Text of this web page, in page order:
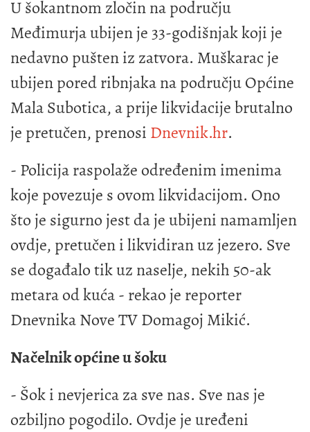
U šokantnom zločin na području
Međimurja ubijen je 33-godišnjak koji je
nedavno pušten iz zatvora. Muškarac je
ubijen pored ribnjaka na području Općine
Mala Subotica, a prije likvidacije brutalno
je pretučen, prenosi Dnevnik.hr.
- Policija raspolaže određenim imenima
koje povezuje s ovom likvidacijom. Ono
što je sigurno jest da je ubijeni namamljen
ovdje, pretučen i likvidiran uz jezero. Sve
se događalo tik uz naselje, nekih 50-ak
metara od kuća - rekao je reporter
Dnevnika Nove TV Domagoj Mikić.
Načelnik općine u šoku
- Šok i nevjerica za sve nas. Sve nas je
ozbiljno pogodilo. Ovdje je uređeni